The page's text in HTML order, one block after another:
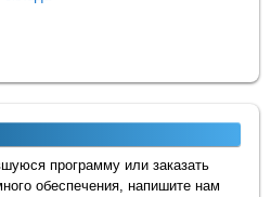
программу или заказать
обеспечения, напишите нам